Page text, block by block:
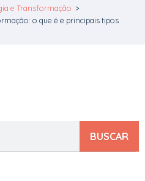
e Transformação >
o que é e principais tipos
BUSCAR